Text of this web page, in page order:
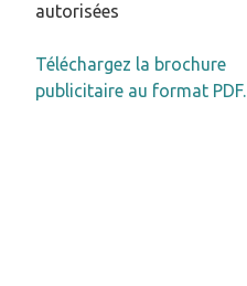
autorisées
Téléchargez la brochure
publicitaire au format PDF.